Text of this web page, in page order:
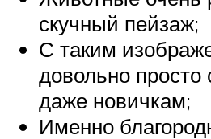
скучный пейзаж;
С таким
довольно просто
даже новичкам;
Именно